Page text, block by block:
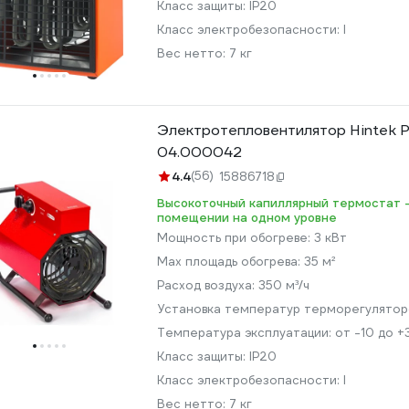
Класс защиты: IP20
Класс электробезопасности: I
Вес нетто: 7 кг
Электротепловентилятор Hintek
04.000042
4.4(56) 15886718
Высокоточный капиллярный термостат
помещении на одном уровне
Мощность при обогреве: 3 кВт
Max площадь обогрева: 35 м²
Расход воздуха: 350 м³/ч
Установка температур
Температура эксплуатации: от -10 до
Класс защиты: IP20
Класс электробезопасности: I
Вес нетто: 7 кг